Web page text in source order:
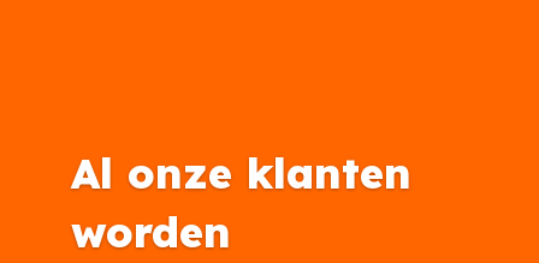
Al onze klanten
worden